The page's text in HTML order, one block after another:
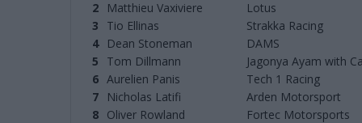
2
Matthieu Vaxiviere Lotus
3
Tio Ellinas Strakka Racing
4
Dean Stoneman DAMS
5
Tom Dillmann Jagonya Ayam with
6 Aurelien Panis Tech 1 Racing
7
Nicholas Latifi Arden Motorsport
8
Oliver Rowland Fortec Motorsports